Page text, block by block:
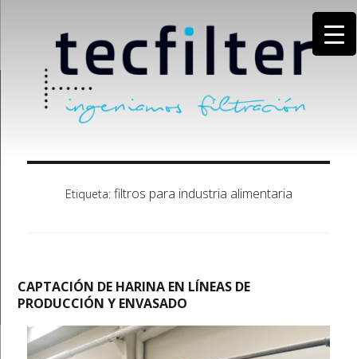
Etiqueta: filtros para industria alimentaria
CAPTACIÓN DE HARINA EN LÍNEAS DE
PRODUCCIÓN Y ENVASADO